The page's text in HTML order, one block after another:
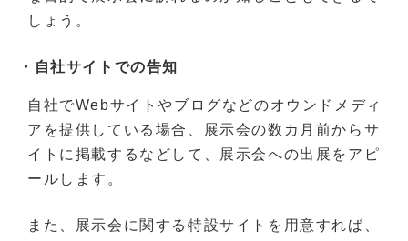
しょう。
・自社サイトでの告知
自社でWebサイトやブログなどのオウンドメディ
アを提供している場合、展示会の数カ月前からサ
イトに掲載するなどして、展示会への出展をアピ
ールします。
また、展示会に関する特設サイトを用意すれば、